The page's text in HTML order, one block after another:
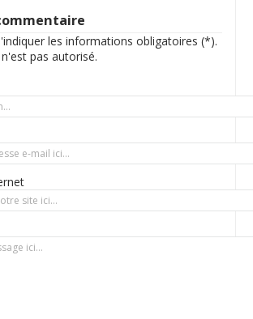
les informations obligatoires (*).
pas autorisé.